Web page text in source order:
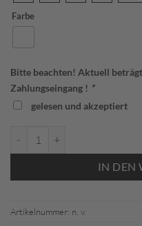
Farbe
Bitte beachten! Aktuell
Zahlungseingang ! *
gelesen und akzeptiert
IN DEN
Artikelnummer: n. v.